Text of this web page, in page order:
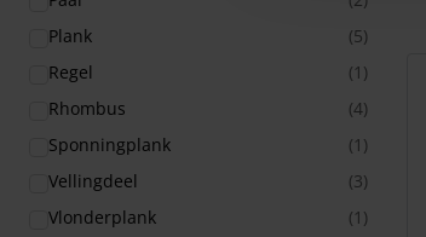
Plank
(5)
Regel
(1)
Rhombus
(4)
Sponningplank
(1)
Vellingdeel
(3)
Vlonderplank
(1)